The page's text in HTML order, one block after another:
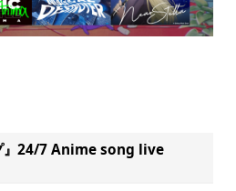
』24/7 Anime song live